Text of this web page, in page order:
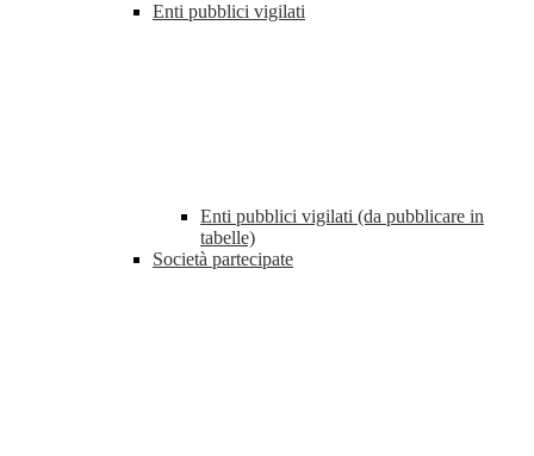
Enti pubblici vigilati
Enti pubblici vigilati (da pubblicare in
tabelle)
Società partecipate